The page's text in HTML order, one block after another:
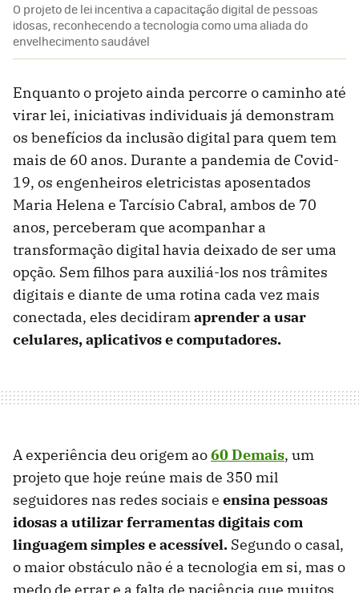
O projeto de lei incentiva a capacitação digital de pessoas
idosas, reconhecendo a tecnologia como uma aliada do
envelhecimento saudável
Enquanto o projeto ainda percorre o caminho até
virar lei, iniciativas individuais já demonstram
os benefícios da inclusão digital para quem tem
mais de 60 anos. Durante a pandemia de Covid-
19, os engenheiros eletricistas aposentados
Maria Helena e Tarcísio Cabral, ambos de 70
anos, perceberam que acompanhar a
transformação digital havia deixado de ser uma
opção. Sem filhos para auxiliá-los nos trâmites
digitais e diante de uma rotina cada vez mais
conectada, eles decidiramaprender a usar
celulares, aplicativos e computadores.
A experiência deu origem ao60 Demais, um
projeto que hoje reúne mais de 350 mil
seguidores nas redes sociais e ensina pessoas
idosas a utilizar ferramentas digitais com
linguagem simples e acessível. Segundo o casal,
o maior obstáculo não é a tecnologia em si, mas o